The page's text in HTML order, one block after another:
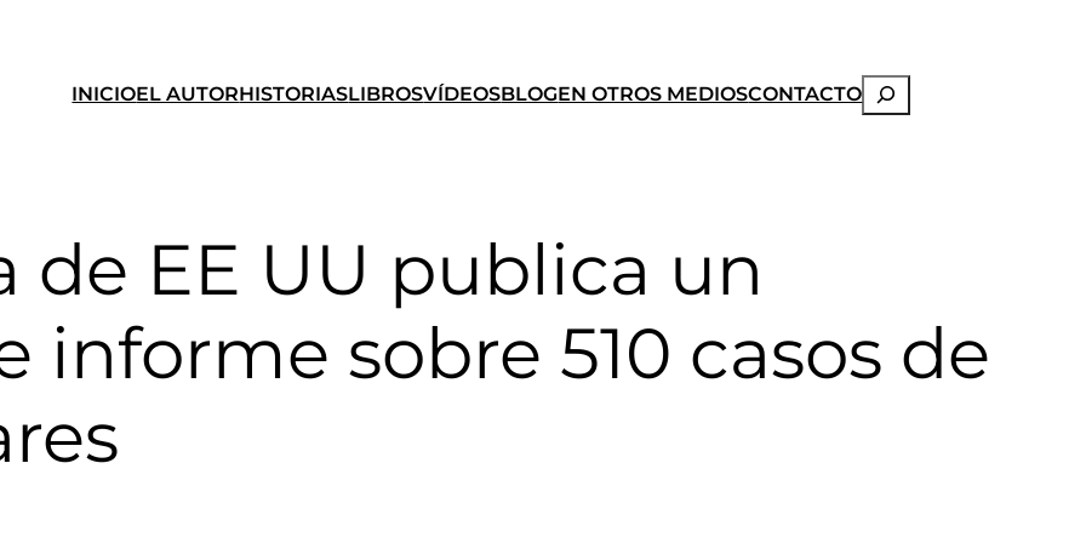
INICIOEL AUTORHISTORIASLIBROSVÍDEOSBLOGEN OTROS MEDIOSCONTACTOBuscar
de EE UU publica un
informe sobre 510 casos de